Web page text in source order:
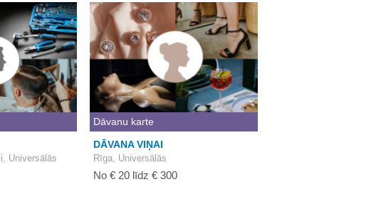
Universālās
Dāvanu karte
DĀVANA VIŅAI
Rīga, Universālās
No € 20 līdz € 300